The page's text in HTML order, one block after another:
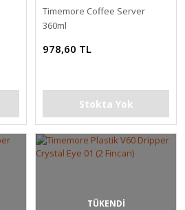
Timemore Coffee Server
360ml
978,60 TL
Stokta Yok
TÜKENDİ